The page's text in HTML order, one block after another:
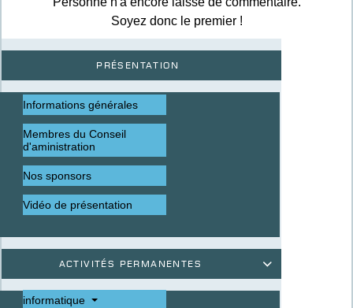
Présentation
Informations générales
Membres du Conseil
d'aministration
Nos sponsors
Vidéo de présentation

Activités permanentes
informatique
Soyez donc le premier !